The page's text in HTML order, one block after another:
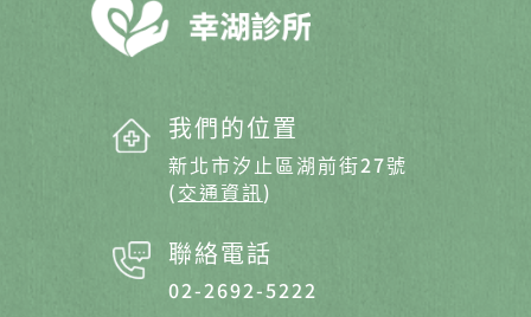
我們的位置
新北市汐止區湖前街27號
(交通資訊)
聯絡電話
02-2692-5222